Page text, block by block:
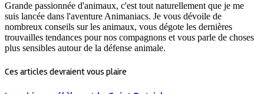
Grande passionnée d'animaux, c'est tout naturellement que je me
suis lancée dans l'aventure Animaniacs. Je vous dévoile de
nombreux conseils sur les animaux, vous dégote les dernières
trouvailles tendances pour nos compagnons et vous parle de choses
plus sensibles autour de la défense animale.
Ces articles devraient vous plaire